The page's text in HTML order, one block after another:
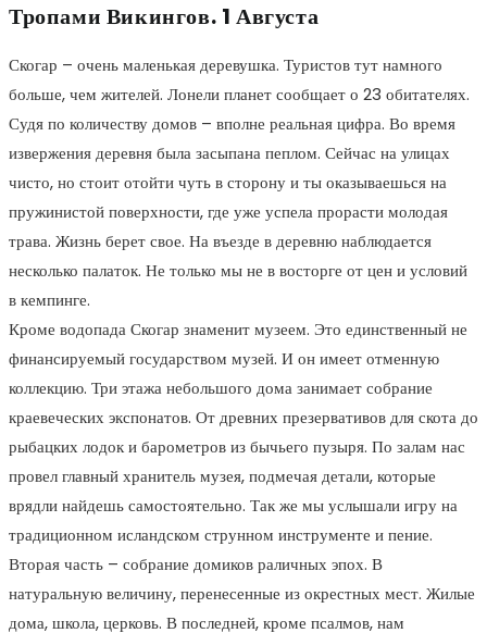
Тропами Викингов. 1 Августа
Скогар – очень маленькая деревушка. Туристов тут намного
больше, чем жителей. Лонели планет сообщает о 23 обитателях.
Судя по количеству домов – вполне реальная цифра. Во время
извержения деревня была засыпана пеплом. Сейчас на улицах
чисто, но стоит отойти чуть в сторону и ты оказываешься на
пружинистой поверхности, где уже успела прорасти молодая
трава. Жизнь берет свое. На въезде в деревню наблюдается
несколько палаток. Не только мы не в восторге от цен и условий
в кемпинге.
Кроме водопада Скогар знаменит музеем. Это единственный не
финансируемый государством музей. И он имеет отменную
коллекцию. Три этажа небольшого дома занимает собрание
краевеческих экспонатов. От древних презервативов для скота до
рыбацких лодок и барометров из бычьего пузыря. По залам нас
провел главный хранитель музея, подмечая детали, которые
врядли найдешь самостоятельно. Так же мы услышали игру на
традиционном исландском струнном инструменте и пение.
Вторая часть – собрание домиков раличных эпох. В
натуральную величину, перенесенные из окрестных мест. Жилые
дома, школа, церковь. В последней, кроме псалмов, нам